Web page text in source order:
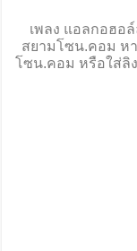
เพลง แอลกอฮอ
สยามโซน.คอม ห
โซน.คอม หรือใส่ลิ